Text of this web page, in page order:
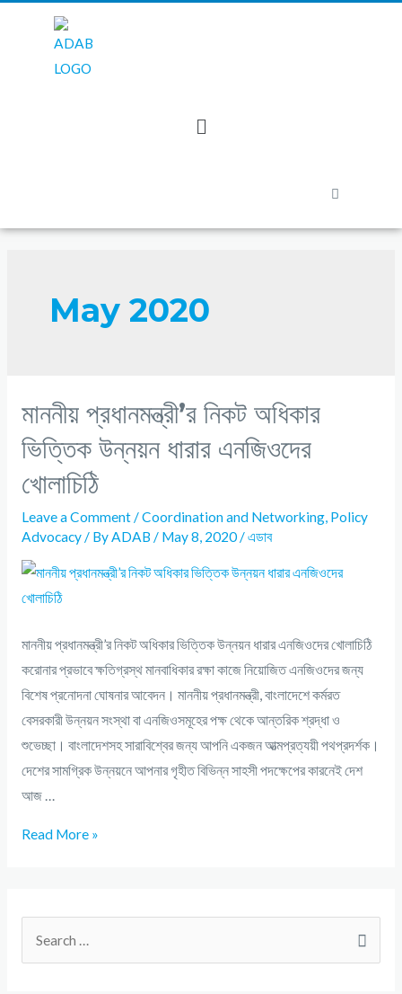
May 2020
মাননীয় প্রধানমন্ত্রী’র নিকট অধিকার
ভিত্তিক উন্নয়ন ধারার এনজিওদের
খোলাচিঠি
Leave a Comment/Coordination and Networking, Policy
Advocacy/ ByADAB / May 8, 2020/এডাব
মাননীয় প্রধানমন্ত্রী’র নিকট অধিকার ভিত্তিক উন্নয়ন ধারার এনজিওদের খোলাচিঠি
করোনার প্রভাবে ক্ষতিগ্রস্থ মানবাধিকার রক্ষা কাজে নিয়োজিত এনজিওদের জন্য
বিশেষ প্রনোদনা ঘোষনার আবেদন। মাননীয় প্রধানমন্ত্রী, বাংলাদেশে কর্মরত
বেসরকারী উন্নয়ন সংস্থা বা এনজিওসমূহের পক্ষ থেকে আন্তরিক শ্রদ্ধা ও
শুভেচ্ছা। বাংলাদেশসহ সারাবিশ্বের জন্য আপনি একজন আত্মপ্রত্যয়ী পথপ্রদর্শক।
দেশের সামগ্রিক উন্নয়নে আপনার গৃহীত বিভিন্ন সাহসী পদক্ষেপের কারনেই দেশ
আজ …
Read More »